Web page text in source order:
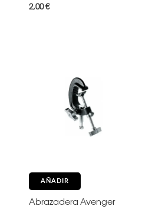
2,00€
AÑADIR
Abrazadera Avenger